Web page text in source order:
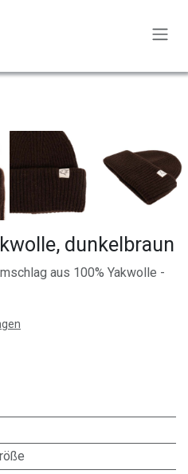
dunkelbraun
aus 100% Yakwolle -